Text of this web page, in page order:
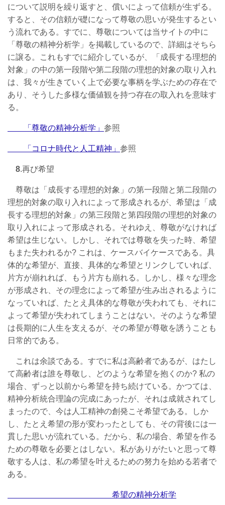
について説明を繰り返すと、償いによって信頼が生ずる。
すると、その信頼が礎になって尊敬の思いが発生するとい
う流れである。すでに、尊敬については当サイトの中に
「尊敬の精神分析学」を掲載しているので、詳細はそちら
に譲る。これもすでに紹介しているが、「成長する理想的
対象」の中の第一段階や第二段階の理想的対象の取り入れ
は、我々が生きていく上で必要な事柄を学ぶための存在で
あり、そうした多様な価値観を持つ存在の取入れを意味す
る。
「尊敬の精神分析学」 参照
「コロナ時代と人工精神」 参照
8.再び希望
尊敬は「成長する理想的対象」の第一段階と第二段階の
理想的対象の取り入れによって形成されるが、希望は「成
長する理想的対象」の第三段階と第四段階の理想的対象の
取り入れによって形成される。それゆえ、尊敬がなければ
希望は生じない。しかし、それでは尊敬を失った時、希望
もまた失われるか? これは、ケースバイケースである。具
体的な希望が、直接、具体的な希望とリンクしていれば、
片方が崩れれば、もう片方も崩れる。しかし、様々な理念
が形成され、その理念によって希望が生み出されるように
なっていれば、たとえ具体的な尊敬が失われても、それに
よって希望が失われてしまうことはない。そのような希望
は長期的に人生を支えるが、その希望が尊敬を誘うことも
日常的である。
これは余談である。すでに私は高齢者であるが、はたし
て高齢者は誰を尊敬し、どのような希望を抱くのか? 私の
場合、ずっと以前から希望を持ち続けている。かつては、
精神分析統合理論の完成にあったが、それは成就されてし
まったので、今は人工精神の創発こそ希望である。しか
し、たとえ希望の形が変わったとしても、その背後には一
貫した思いが流れている。だから、私の場合、希望を作る
ための尊敬を必要とはしない。私がありがたいと思って尊
敬する人は、私の希望を叶えるための努力を始める若者で
ある。
希望の精神分析学